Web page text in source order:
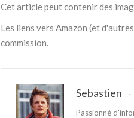
Cet article peut contenir des
Les liens vers Amazon (et
commission.
Sebastien
Passionné